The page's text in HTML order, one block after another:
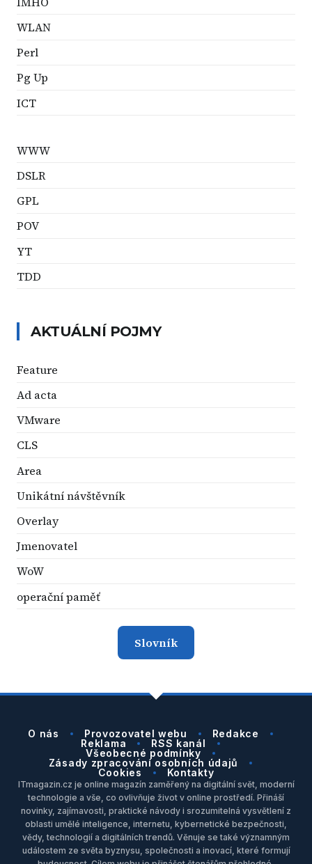
WLAN
Perl
Pg Up
ICT
WWW
DSLR
GPL
POV
YT
TDD
AKTUÁLNÍ POJMY
Feature
Ad acta
VMware
CLS
Area
Unikátní návštěvník
Overlay
Jmenovatel
WoW
operační paměť
Slovník
O nás Provozovatel webu
Redakce
Reklama
RSS kanál
Všeobecné podmínky
Zásady zpracování osobních údajů
Cookies
Kontakty
ITmagazin.cz je online magazín zaměřený na digitální svět, moderní
technologie a vše, co ovlivňuje život v online prostředí. Přináší
novinky, zajímavosti, praktické návody i srozumitelná vysvětlení z
oblasti umělé inteligence, internetu, kybernetické bezpečnosti,
vědy, technologií a digitálních trendů. Věnuje se také významným
událostem ze světa byznysu, společnosti a inovací, které formují